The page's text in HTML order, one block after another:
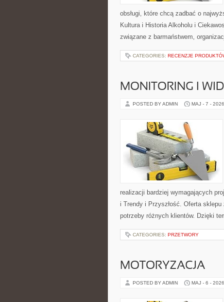
obsługi, które chcą zadbać o
Kultura i Historia Alkoholu i
związane z barmaństwem,
CATEGORIES: RECENZJE
MONITORING I
POSTED BY ADMIN MAJ - 7 - 2026
realizacji bardziej wymagających
i Trendy i Przyszłość. Oferta
potrzeby różnych klientów. Dzięki
CATEGORIES: PRZETWORY
MOTORYZACJA
POSTED BY ADMIN MAJ - 6 - 2026